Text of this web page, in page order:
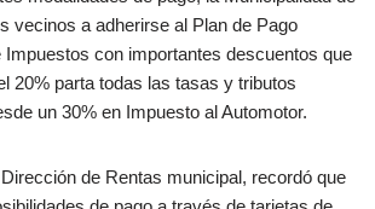
vecinos a adherirse al Plan de Pago
Impuestos con importantes descuentos que
20% parta todas las tasas y tributos
un 30% en Impuesto al Automotor.
de Rentas municipal, recordó que